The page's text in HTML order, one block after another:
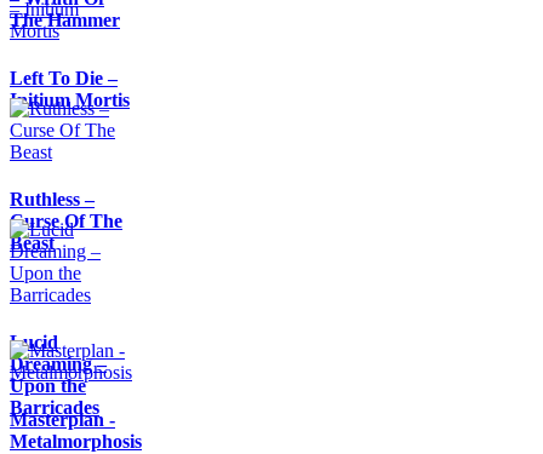
The Hammer
Left To Die –
Initium Mortis
Ruthless –
Curse Of The
Beast
Lucid
Dreaming –
Upon the
Barricades
Masterplan -
Metalmorphosis